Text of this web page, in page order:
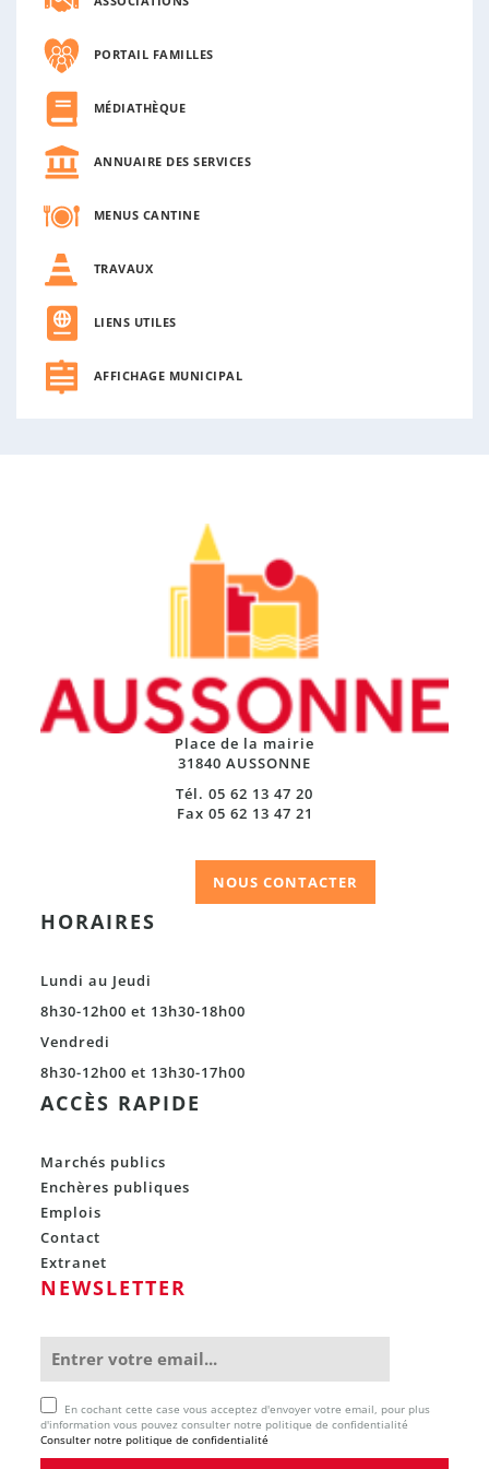
PORTAIL FAMILLES
MÉDIATHÈQUE
ANNUAIRE DES SERVICES
MENUS CANTINE
TRAVAUX
LIENS UTILES
AFFICHAGE MUNICIPAL
Place de la mairie
31840 AUSSONNE
Tél. 05 62 13 47 20
Fax 05 62 13 47 21
NOUS CONTACTER
HORAIRES
Lundi au Jeudi
8h30-12h00 et 13h30-18h00
Vendredi
8h30-12h00 et 13h30-17h00
ACCÈS RAPIDE
Marchés publics
Enchères publiques
Emplois
Contact
Extranet
NEWSLETTER
En cochant cette case vous acceptez d'envoyer votre email, pour plus
d'information vous pouvez consulter notre politique de confidentialité
Consulter notre politique de confidentialité